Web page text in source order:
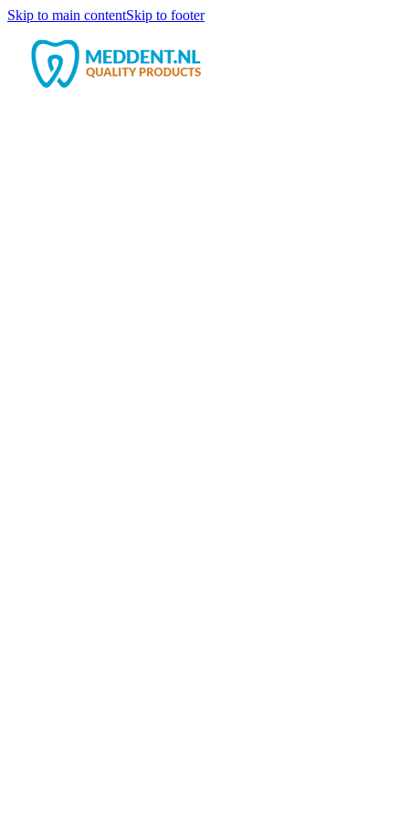
Skip to main contentSkip to footer